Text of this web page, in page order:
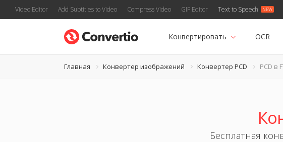
Video Editor Add Subtitles to Video Compress Video GIF Editor Text to Speech
Конвертировать OCR
Главная Конвертер изображений Конвертер PCD PCD в
Бесплатная